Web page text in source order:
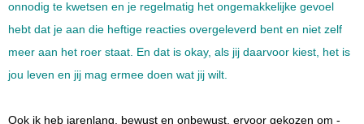
onnodig te kwetsen en je regelmatig het ongemakkelijke gevoel
hebt dat je aan die heftige reacties overgeleverd bent en niet zelf
meer aan het roer staat. En dat is okay, als jij daarvoor kiest, het is
jou leven en jij mag ermee doen wat jij wilt.
Ook ik heb jarenlang, bewust en onbewust, ervoor gekozen om -